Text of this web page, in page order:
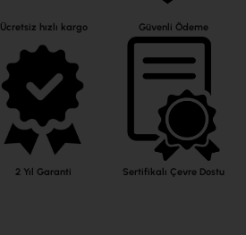
Ücretsiz hızlı kargo
2 Yıl Garanti
Güvenli Ödeme
Sertifikalı Çevre Dostu